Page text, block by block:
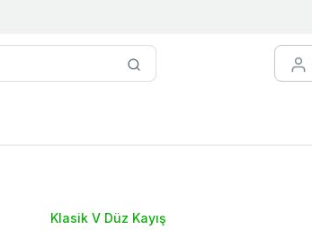
Klasik V Düz Kayış